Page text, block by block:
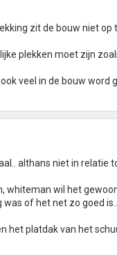
zit de bouw niet op
plekken moet zijn
veel in de bouw
althans niet in
whiteman wil het
of het net zo goed is...
het platdak van het